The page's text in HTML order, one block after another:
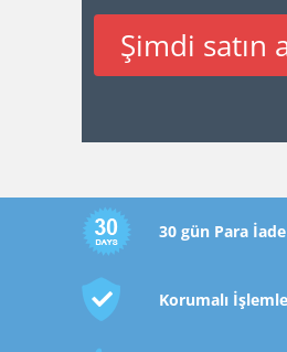
Şimdi satın
30 gün Para
Korumalı